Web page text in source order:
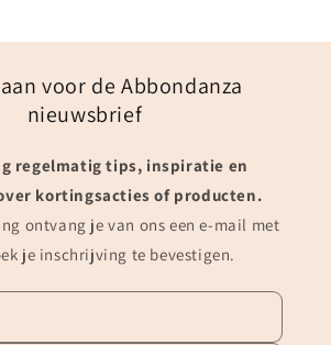
voor de Abbondanza
nieuwsbrief
regelmatig tips, inspiratie en
kortingsacties of producten.
ontvang je van ons een e-mail met
je inschrijving te bevestigen.